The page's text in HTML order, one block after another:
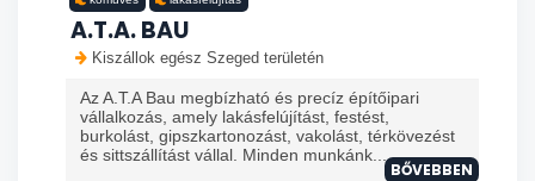
A.T.A. BAU
Kiszállok egész Szeged területén
Az A.T.A Bau megbízható és precíz építőipari
vállalkozás, amely lakásfelújítást, festést,
burkolást, gipszkartonozást, vakolást, térkövezést
és sittszállítást vállal. Minden munkánk...
BŐVEBBEN